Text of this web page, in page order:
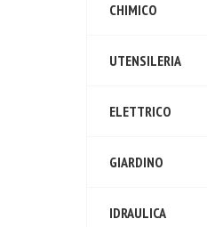
CHIMICO
UTENSILERIA
ELETTRICO
GIARDINO
IDRAULICA